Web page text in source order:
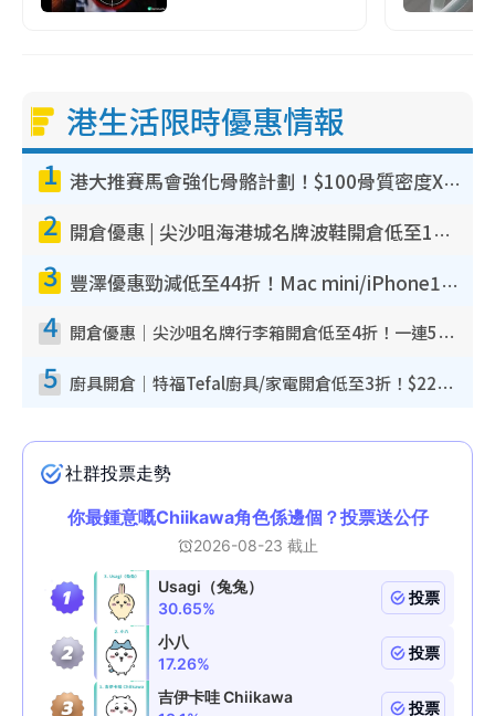
港生活限時優惠情報
1 港大推賽馬會強化骨骼計劃！$100骨質密度X光檢查 完成免費運動訓練送超市禮券！附參加資格
2 開倉優惠 | 尖沙咀海港城名牌波鞋開倉低至1折！On鞋$899起／Joy&Peace鞋履$98起
3 豐澤優惠勁減低至44折！Mac mini/iPhone17Pro大減價！廚房家電$220起
4 開倉優惠｜尖沙咀名牌行李箱開倉低至4折！一連5日 American Tourister/ace./Hallmark $200起！
5 廚具開倉｜特福Tefal廚具/家電開倉低至3折！$220起買平底鍋/炒鑊/湯煲！電飯煲/吸塵機/燙斗$418起